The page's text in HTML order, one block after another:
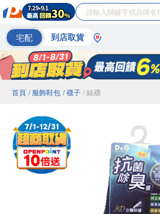
宅配 到店取貨
首頁 / 服飾鞋包 / 襪子 / 絲襪